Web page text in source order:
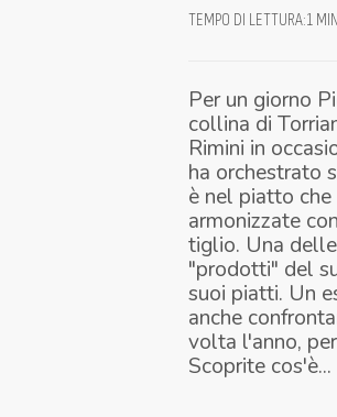
TEMPO DI LETTURA:1
Per un giorno
collina di
Rimini in
ha orchestrato
è nel piatto
armonizzate
tiglio. Una
"prodotti" del
suoi piatti. Un
anche
volta l'anno,
Scoprite cos'è...